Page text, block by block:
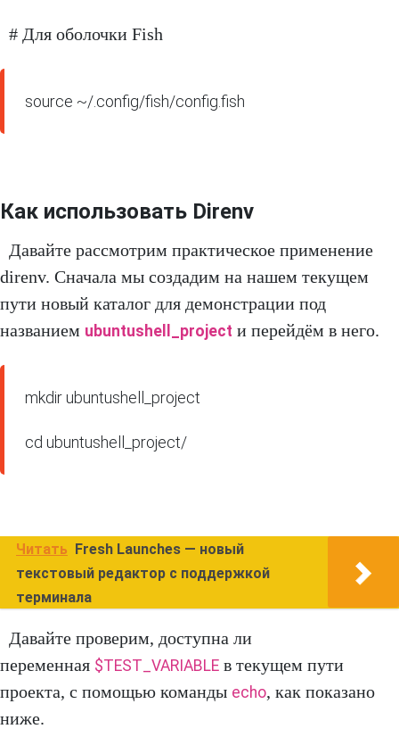
# Для оболочки Fish
source ~/.config/fish/config.fish
Как использовать Direnv
Давайте рассмотрим практическое применение
direnv. Сначала мы создадим на нашем текущем
пути новый каталог для демонстрации под
названием ubuntushell_project и перейдём в него.
mkdir ubuntushell_project
cd ubuntushell_project/
Читать Fresh Launches — новый
текстовый редактор с поддержкой
терминала
Давайте проверим, доступна ли
переменная $TEST_VARIABLE в текущем пути
проекта, с помощью команды echo, как показано
ниже.